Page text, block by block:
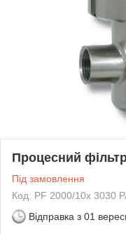
Процесний
Під замовлення
Код: PF 2000/10x 3030
Відправка з 01